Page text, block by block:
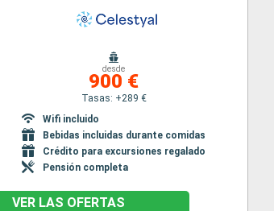
desde
900 €
Tasas: +289 €
Wifi incluido
Bebidas incluidas durante comidas
Crédito para excursiones regalado
Pensión completa
VER LAS OFERTAS